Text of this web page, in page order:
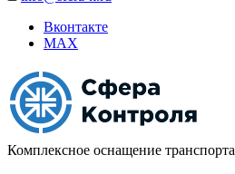
Вконтакте
MAX
Комплексное оснащение транспорта